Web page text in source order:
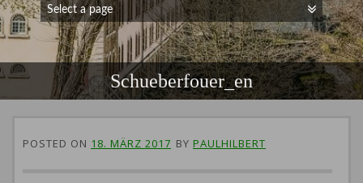
Schueberfouer_en
POSTED ON 18. MÄRZ 2017 BY PAULHILBERT